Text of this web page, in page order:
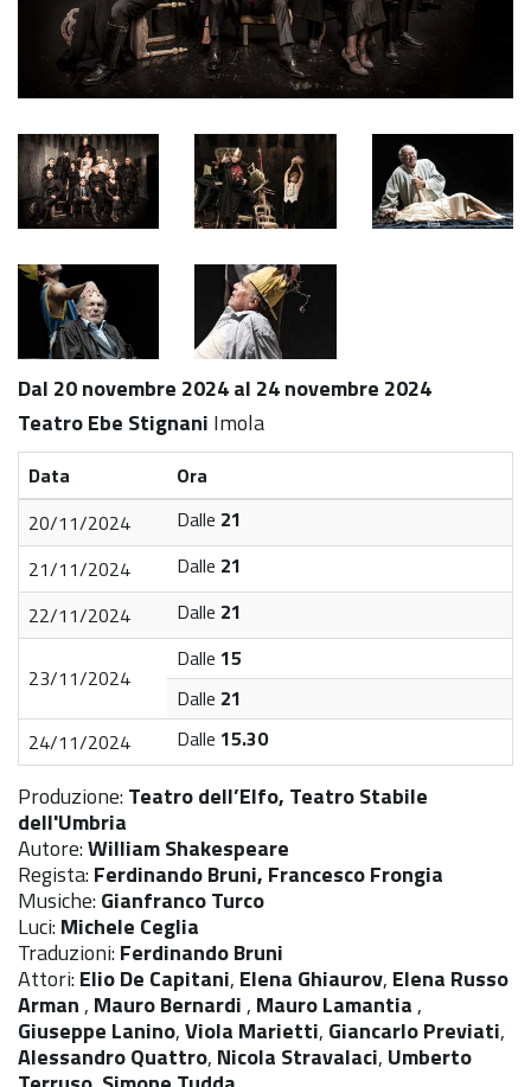
Dal 20 novembre 2024 al 24 novembre 2024
Teatro Ebe Stignani Imola
Data
Ora
20/11/2024
Dalle 21
21/11/2024
Dalle 21
22/11/2024
Dalle 21
23/11/2024
Dalle 15
Dalle 21
24/11/2024
Dalle 15.30
Produzione:Teatro dell’Elfo, Teatro Stabile
dell'Umbria
Autore:William Shakespeare
Regista:Ferdinando Bruni, Francesco Frongia
Musiche:Gianfranco Turco
Luci:Michele Ceglia
Traduzioni:Ferdinando Bruni
Attori:Elio De Capitani, Elena Ghiaurov, Elena Russo
Arman , Mauro Bernardi , Mauro Lamantia ,
Giuseppe Lanino,Viola Marietti, Giancarlo Previati,
Alessandro Quattro, Nicola Stravalaci, Umberto